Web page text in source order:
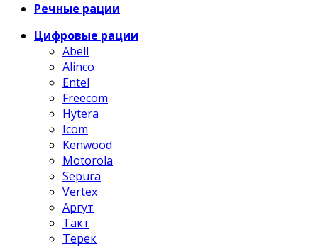
Речные рации
Цифровые рации
Abell
Alinco
Entel
Freecom
Hytera
Icom
Kenwood
Motorola
Sepura
Vertex
Аргут
Такт
Терек